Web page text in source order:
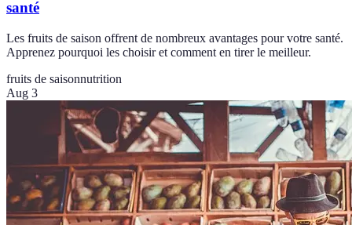
santé
Les fruits de saison offrent de nombreux avantages pour votre santé.
Apprenez pourquoi les choisir et comment en tirer le meilleur.
fruits de saisonnutrition
Aug 3